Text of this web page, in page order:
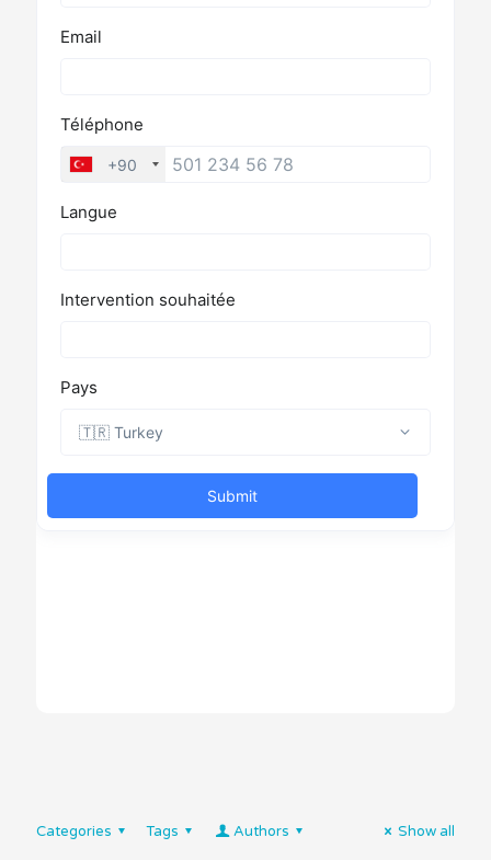
Categories Tags Authors Show all